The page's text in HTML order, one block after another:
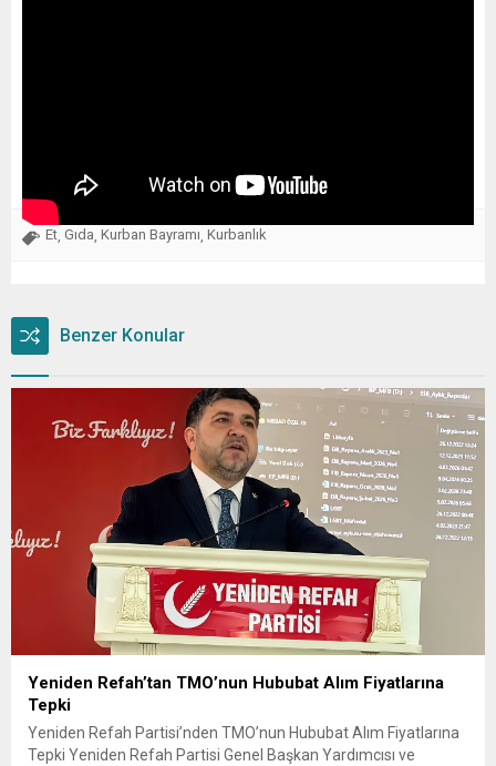
Et, Gıda, Kurban Bayramı, Kurbanlık
Benzer Konular
Yeniden Refah’tan TMO’nun Hububat Alım Fiyatlarına
Tepki
Yeniden Refah Partisi’nden TMO’nun Hububat Alım Fiyatlarına
Tepki Yeniden Refah Partisi Genel Başkan Yardımcısı ve